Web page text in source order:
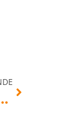
van het coronavirus